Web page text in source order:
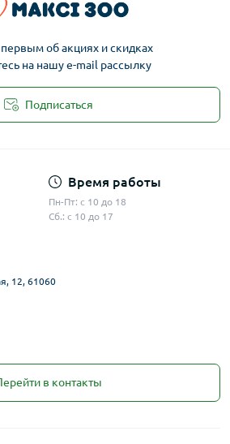
первым об акциях и скидках
на нашу e-mail рассылку
Подписаться
Время работы
Пн-Пт: с 10 до 18
Сб.: с 10 до 17
12, 61060
в контакты